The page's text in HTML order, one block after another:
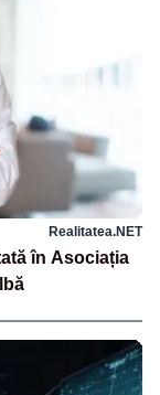
Realitatea.NET
în Asociația